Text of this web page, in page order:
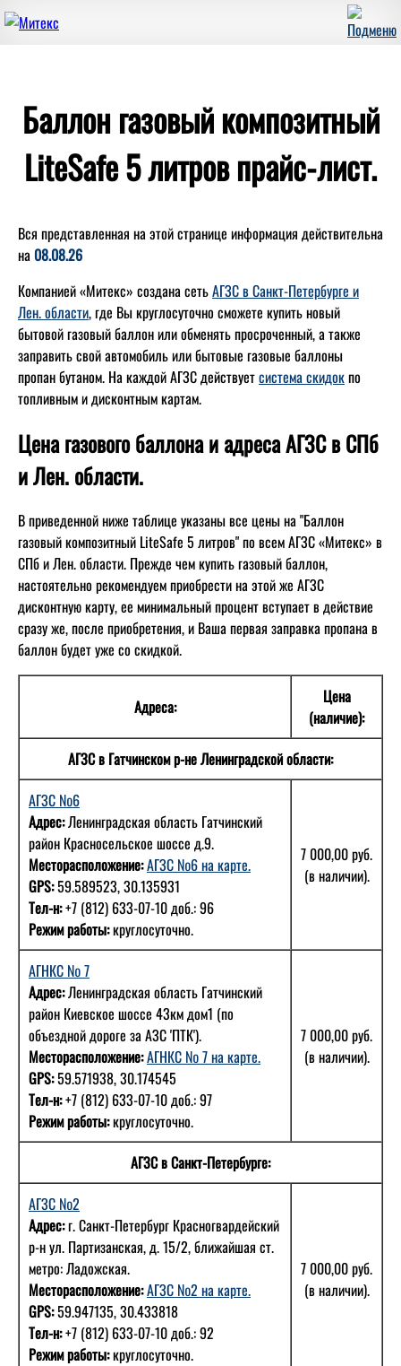
Баллон газовый композитный
LiteSafe 5 литров прайс-лист.
Вся представленная на этой странице информация действительна
на 08.08.26
Компанией «Митекс» создана сетьАГЗС в Санкт-Петербурге и
Лен. области, где Вы круглосуточно сможете купить новый
бытовой газовый баллон или обменять просроченный, а также
заправить свой автомобиль или бытовые газовые баллоны
пропан бутаном. На каждой АГЗС действуетсистема скидокпо
топливным и дисконтным картам.
Цена газового баллона и адреса АГЗС в СПб
и Лен. области.
В приведенной ниже таблице указаны все цены на "Баллон
газовый композитный LiteSafe 5 литров" по всем АГЗС «Митекс» в
СПб и Лен. области. Прежде чем купить газовый баллон,
настоятельно рекомендуем приобрести на этой же АГЗС
дисконтную карту, ее минимальный процент вступает в действие
сразу же, после приобретения, и Ваша первая заправка пропана в
баллон будет уже со скидкой.
Адреса:
Цена
(наличие):
АГЗС в Гатчинском р-не Ленинградской области:
АГЗС №6
Адрес:Ленинградская область Гатчинский
район Красносельское шоссе д.9.
Месторасположение:АГЗС №6 на карте.
GPS:59.589523, 30.135931
Тел-н:+7 (812) 633-07-10 доб.: 96
Режим работы:круглосуточно.
7 000,00 руб.
(в наличии).
АГНКС № 7
Адрес:Ленинградская область Гатчинский
район Киевское шоссе 43км дом1 (по
объездной дороге за АЗС 'ПТК').
Месторасположение:АГНКС № 7 на карте.
GPS:59.571938, 30.174545
Тел-н:+7 (812) 633-07-10 доб.: 97
Режим работы:круглосуточно.
7 000,00 руб.
(в наличии).
АГЗС в Санкт-Петербурге:
АГЗС №2
Адрес:г. Санкт-Петербург Красногвардейский
р-н ул. Партизанская, д. 15/2, ближайшая ст.
метро: Ладожская.
Месторасположение:АГЗС №2 на карте.
GPS:59.947135, 30.433818
Тел-н:+7 (812) 633-07-10 доб.: 92
Режим работы:круглосуточно.
7 000,00 руб.
(в наличии).